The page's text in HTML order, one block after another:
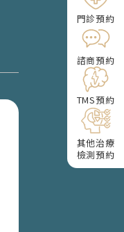
門診預約
諮商預約
TMS預約
其他治療
檢測預約